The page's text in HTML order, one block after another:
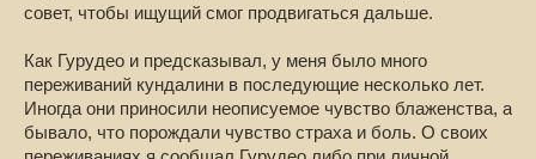
совет, чтобы ищущий смог продвигаться дальше.
Как Гурудео и предсказывал, у меня было много
переживаний кундалини в последующие несколько лет.
Иногда они приносили неописуемое чувство блаженства, а
бывало, что порождали чувство страха и боль. О своих